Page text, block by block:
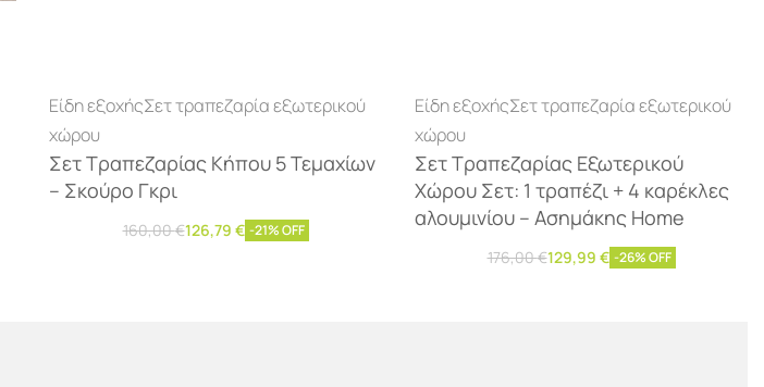
Είδη εξοχήςΣετ τραπεζαρία εξωτερικού
χώρου
Σετ Τραπεζαρίας Κήπου 5 Τεμαχίων
– Σκούρο Γκρι
160,00€126,79 € -21% OFF
Είδη εξοχήςΣετ τραπεζαρία εξωτερικού
χώρου
Σετ Τραπεζαρίας Εξωτερικού
Χώρου Σετ: 1 τραπέζι + 4 καρέκλες
αλουμινίου – Ασημάκης Home
176,00€129,99 € -26% OFF